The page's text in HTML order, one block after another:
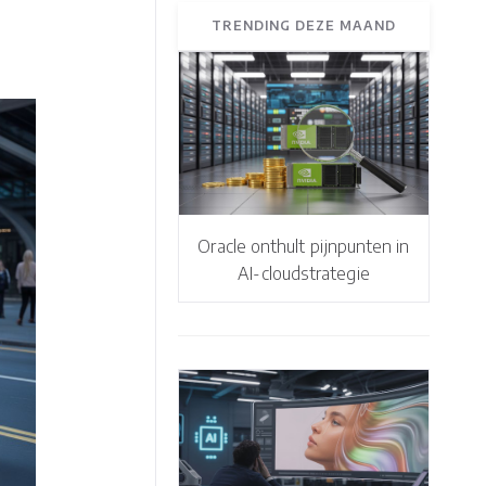
TRENDING DEZE MAAND
Oracle onthult pijnpunten in
AI-cloudstrategie